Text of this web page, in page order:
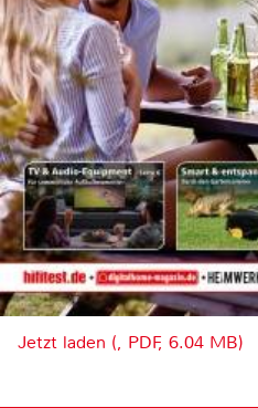
Jetzt laden (, PDF, 6.04 MB)